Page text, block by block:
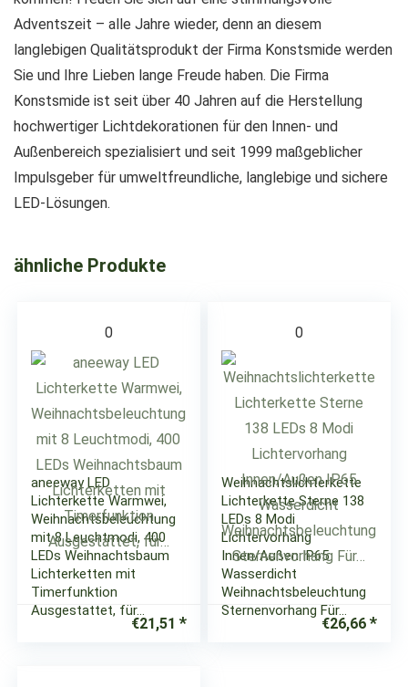
Adventszeit – alle Jahre wieder, denn an diesem
langlebigen Qualitätsprodukt der Firma Konstsmide werden
Sie und Ihre Lieben lange Freude haben. Die Firma
Konstsmide ist seit über 40 Jahren auf die Herstellung
hochwertiger Lichtdekorationen für den Innen- und
Außenbereich spezialisiert und seit 1999 maßgeblicher
Impulsgeber für umweltfreundliche, langlebige und sichere
LED-Lösungen.
ähnliche Produkte
0
aneeway LED
Lichterkette Warmwei,
Weihnachtsbeleuchtung
mit 8 Leuchtmodi, 400
LEDs Weihnachtsbaum
Lichterketten mit
Timerfunktion
Ausgestattet, für…
€21,51
0
Weihnachtslichterkette
Lichterkette Sterne 138
LEDs 8 Modi
Lichtervorhang
Innen/Außen IP65
Wasserdicht
Weihnachtsbeleuchtung
Sternenvorhang Für…
€26,66